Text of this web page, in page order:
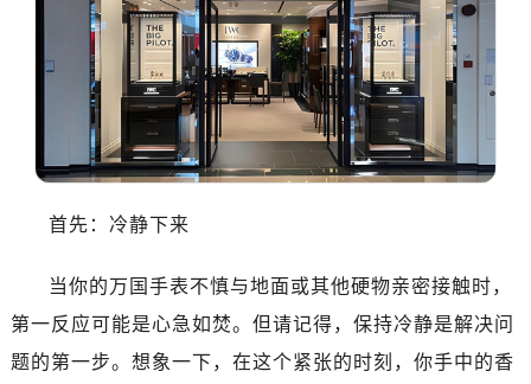
首先：冷静下来
当你的万国手表不慎与地面或其他硬物亲密接触时，
第一反应可能是心急如焚。但请记得，保持冷静是解决问
题的第一步。想象一下，在这个紧张的时刻，你手中的香